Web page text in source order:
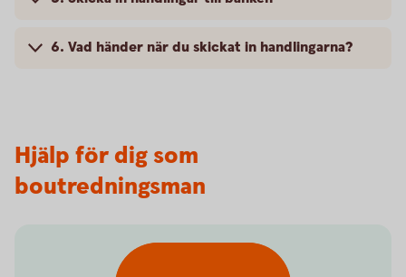
6. Vad händer när du skickat in handlingarna?
Hjälp för dig som
boutredningsman